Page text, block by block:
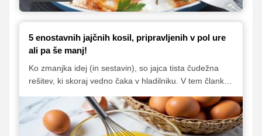
5 enostavnih jajčnih kosil, pripravljenih v pol ure
ali pa še manj!
Ko zmanjka idej (in sestavin), so jajca tista čudežna
rešitev, ki skoraj vedno čaka v hladilniku. V tem članku
kjer so jajca glavna zvezda – skupaj s še nekaj
dodatnimi sestavinami ustvarijo obrok, ki je daleč od
dolgočasnega. Preverite naše predloge in okusno